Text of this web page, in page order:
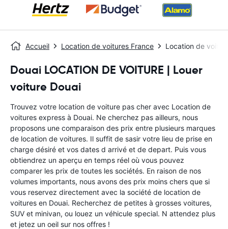
Accueil Location de voitures France Location de
Douai LOCATION DE VOITURE | Louer
voiture Douai
Trouvez votre location de voiture pas cher avec Location de
voitures express à Douai. Ne cherchez pas ailleurs, nous
proposons une comparaison des prix entre plusieurs marques
de location de voitures. Il suffit de sasir votre lieu de prise en
charge désiré et vos dates d arrivé et de depart. Puis vous
obtiendrez un aperçu en temps réel où vous pouvez
comparer les prix de toutes les sociétés. En raison de nos
volumes importants, nous avons des prix moins chers que si
vous reservez directement avec la société de location de
voitures en Douai. Recherchez de petites à grosses voitures,
SUV et minivan, ou louez un véhicule special. N attendez plus
et jetez un oeil sur nos offres !